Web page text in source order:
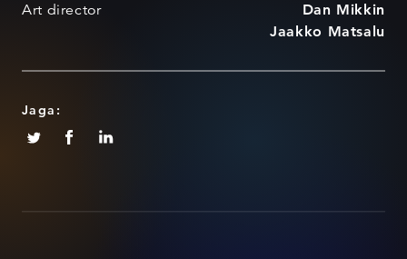
Art director
Dan Mikkin
Jaakko Matsalu
Jaga: